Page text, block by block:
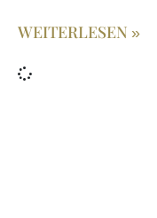
WEITERLESEN »